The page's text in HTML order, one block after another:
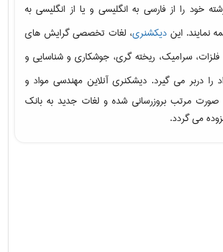
خود را از فارسی به انگلیسی و یا از انگلیسی به
نمایند. ایندیکشنری، لغات تخصصی گرایش های
سرامیک، ریخته گری، جوشکاری و شناسایی و
را دربر می گیرد. دیشکنری آنلاین مهندسی مواد و
صورت مرتب بروزرسانی شده و لغات جدید به بانک
می گردد.